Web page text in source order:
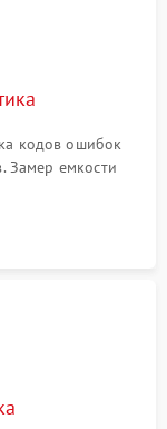
кодов ошибок
Замер емкости
зарядки.
падения для